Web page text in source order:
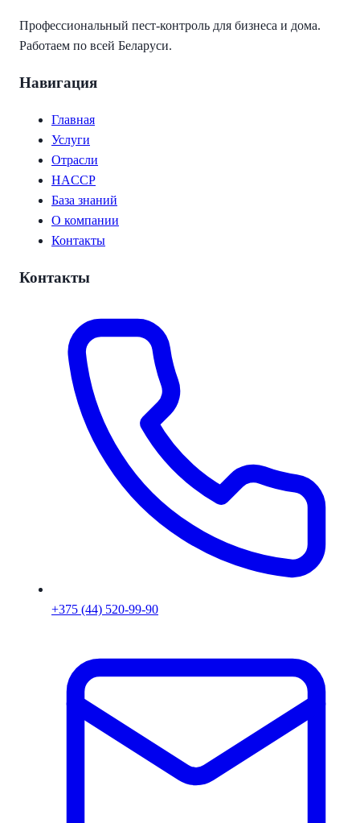
Профессиональный пест-контроль для бизнеса и дома.
Работаем по всей Беларуси.
Навигация
Главная
Услуги
Отрасли
HACCP
База знаний
О компании
Контакты
Контакты
+375 (44) 520-99-90